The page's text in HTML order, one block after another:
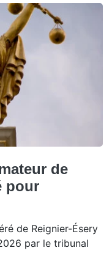
de
pour
de Reignier-Ésery
par le tribunal